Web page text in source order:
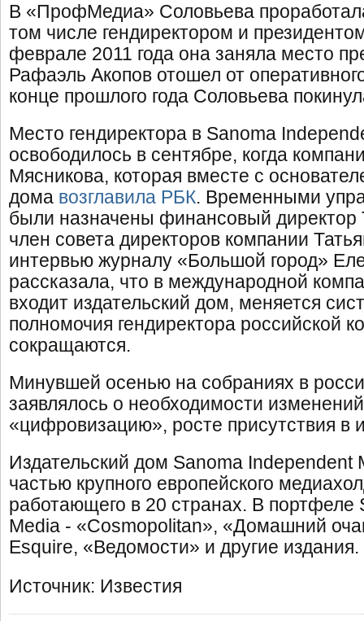
В «ПрофМедиа» Соловьева
том числе гендиректором и
феврале 2011 года она заняла место
Рафаэль Акопов отошел от
конце прошлого года Соловьева
Место гендиректора в Sanoma
освободилось в сентябре, когда
Мясникова, которая вместе с
дома возглавила РБК. Временными
были назначены финансовый
член совета директоров компании
интервью журналу «Большой город»
рассказала, что в международной
входит издательский дом, меняется
полномочия гендиректора российской
сокращаются.
Минувшей осенью на собраниях в
заявлялось о необходимости
«цифровизацию», росте присутствия в
Издательский дом Sanoma Independent
частью крупного европейского
работающего в 20 странах. В портфеле
Media - «Cosmopolitan», «Домашний
Esquire, «Ведомости» и другие издания.
Источник: Известия